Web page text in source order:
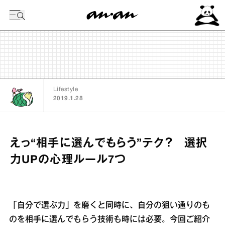
Lifestyle
2019.1.28
えっ“相手に選んでもらう”テク？ 選択
力UPの心理ルール7つ
「自分で選ぶ力」を磨くと同時に、自分の狙い通りのも
のを相手に選んでもらう技術も時には必要。今回ご紹介